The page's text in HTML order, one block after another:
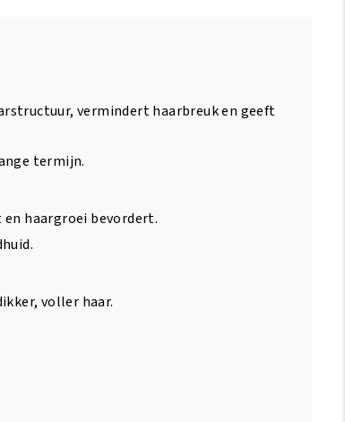
vermindert haarbreuk en geeft
termijn.
haargroei bevordert.
voller haar.